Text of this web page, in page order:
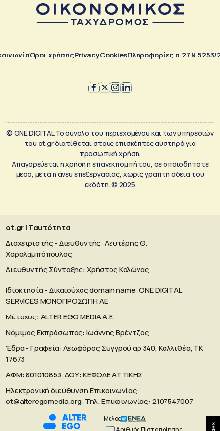
Όροι χρήσηςPrivacyCookiesΠληροφορίες α.27 Ν.5253/
© ONE DIGITAL Το σύνολο του περιεχομένου και των υπηρεσιών
του ot.gr διατίθεται στους επισκέπτες αυστηρά για
προσωπική χρήση.
Απαγορεύεται η χρήση ή επανεκπομπή του, σε οποιοδήποτε
μέσο, μετά ή άνευ επεξεργασίας, χωρίς γραπτή άδεια του
εκδότη. © 2025
ot.gr | Ταυτότητα
Διαχειριστής - Διευθυντής: Λευτέρης Θ.
Χαραλαμπόπουλος
Διευθυντής Σύνταξης: Χρήστος Κολώνας
Ιδιοκτησία - Δικαιούχος domain name: ΟΝΕ DIGITAL
SERVICES MONOΠΡΟΣΩΠΗ ΑΕ
Μέτοχος: ALTER EGO MEDIA A.E.
Νόμιμος Εκπρόσωπος: Ιωάννης Βρέντζος
Έδρα - Γραφεία: Λεωφόρος Συγγρού αρ 340, Καλλιθέα, ΤΚ
17673
ΑΦΜ: 801010853, ΔΟΥ: ΚΕΦΟΔΕ ΑΤΤΙΚΗΣ
Ηλεκτρονική διεύθυνση Επικοινωνίας:
ot@alteregomedia.org, Τηλ. Επικοινωνίας: 2107547007
Μέλος
Aριθμός Πιστοποίησης